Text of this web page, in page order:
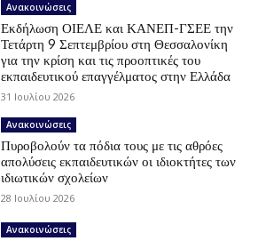
Ανακοινώσεις
Εκδήλωση ΟΙΕΛΕ και ΚΑΝΕΠ-ΓΣΕΕ την
Τετάρτη 9 Σεπτεμβρίου στη Θεσσαλονίκη
για την κρίση και τις προοπτικές του
εκπαιδευτικού επαγγέλματος στην Ελλάδα
31 Ιουλίου 2026
Ανακοινώσεις
Πυροβολούν τα πόδια τους με τις αθρόες
απολύσεις εκπαιδευτικών οι ιδιοκτήτες των
ιδιωτικών σχολείων
28 Ιουλίου 2026
Ανακοινώσεις